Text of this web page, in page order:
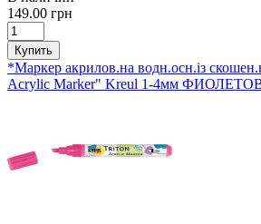
149.00 грн
Купить
*Маркер акрилов.на водн.осн.із
Acrylic Marker" Kreul 1-4мм